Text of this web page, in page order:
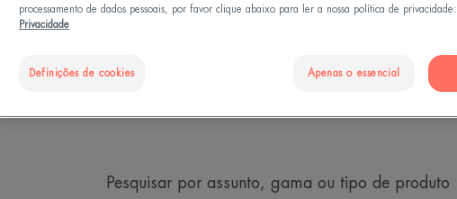
creme"
Pesquisar por assunto, gama ou tipo de produto
processamento de dados pessoais, por favor clique abaixo para ler a nossa política de privacidade:
Privacidade
Definições de cookies Apenas o essencial